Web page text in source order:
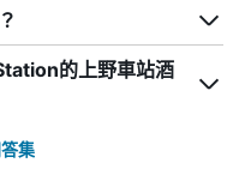
的上野車站酒
集